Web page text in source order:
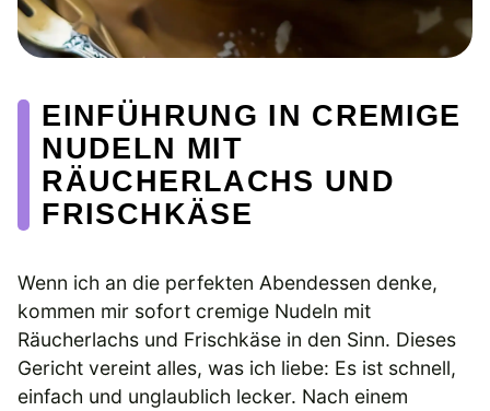
EINFÜHRUNG IN CREMIGE
NUDELN MIT
RÄUCHERLACHS UND
FRISCHKÄSE
Wenn ich an die perfekten Abendessen denke,
kommen mir sofort cremige Nudeln mit
Räucherlachs und Frischkäse in den Sinn. Dieses
Gericht vereint alles, was ich liebe: Es ist schnell,
einfach und unglaublich lecker. Nach einem